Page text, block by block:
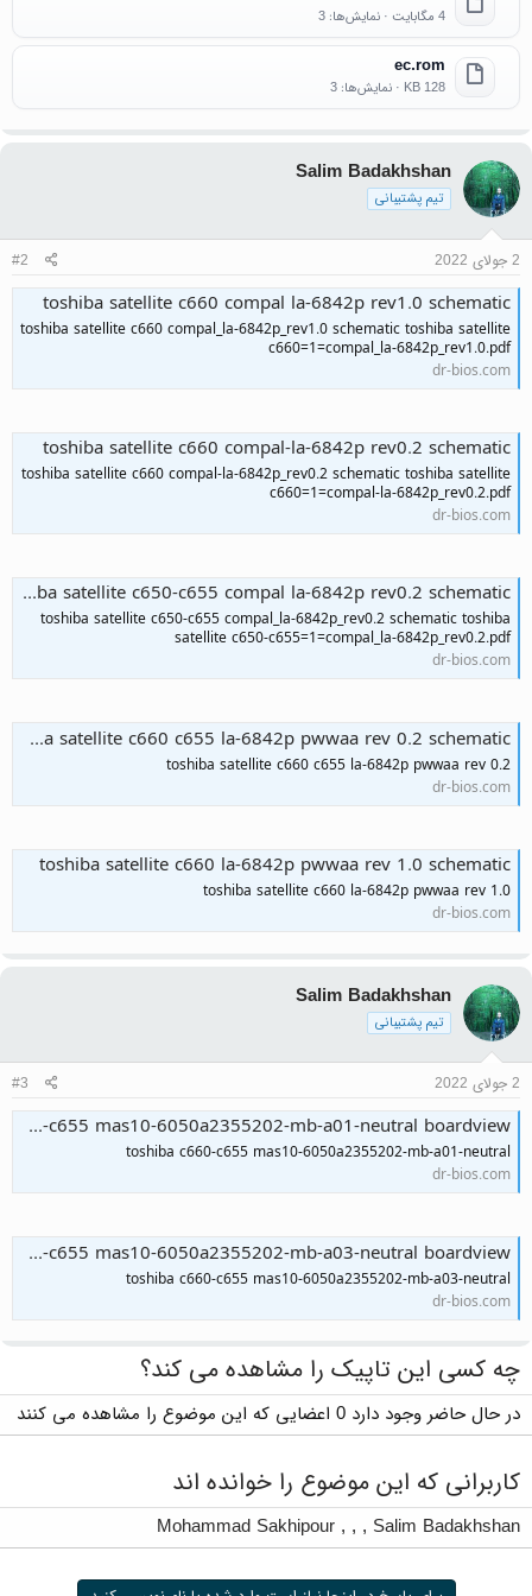
4 مگابایت · نمایش‌ها: 3
ec.rom
128 KB · نمایش‌ها: 3
Salim Badakhshan
تیم پشتیبانی
2 جولای 2022 #2
toshiba satellite c660 compal la-6842p rev1.0 schematic
toshiba satellite c660 compal_la-6842p_rev1.0 schematic toshiba satellite
c660=1=compal_la-6842p_rev1.0.pdf
dr-bios.com
toshiba satellite c660 compal-la-6842p rev0.2 schematic
toshiba satellite c660 compal-la-6842p_rev0.2 schematic toshiba satellite
c660=1=compal-la-6842p_rev0.2.pdf
dr-bios.com
toshiba satellite c650-c655 compal la-6842p rev0.2 schematic
toshiba satellite c650-c655 compal_la-6842p_rev0.2 schematic toshiba
satellite c650-c655=1=compal_la-6842p_rev0.2.pdf
dr-bios.com
toshiba satellite c660 c655 la-6842p pwwaa rev 0.2 schematic
toshiba satellite c660 c655 la-6842p pwwaa rev 0.2
dr-bios.com
toshiba satellite c660 la-6842p pwwaa rev 1.0 schematic
toshiba satellite c660 la-6842p pwwaa rev 1.0
dr-bios.com
Salim Badakhshan
تیم پشتیبانی
2 جولای 2022 #3
toshiba c660-c655 mas10-6050a2355202-mb-a01-neutral boardview
toshiba c660-c655 mas10-6050a2355202-mb-a01-neutral
dr-bios.com
toshiba c660-c655 mas10-6050a2355202-mb-a03-neutral boardview
toshiba c660-c655 mas10-6050a2355202-mb-a03-neutral
dr-bios.com
چه کسی این تاپیک را مشاهده می کند؟
در حال حاضر وجود دارد 0 اعضایی که این موضوع را مشاهده می کنند
کاربرانی که این موضوع را خوانده اند
Salim Badakhshan
,
,
,
Mohammad Sakhipour